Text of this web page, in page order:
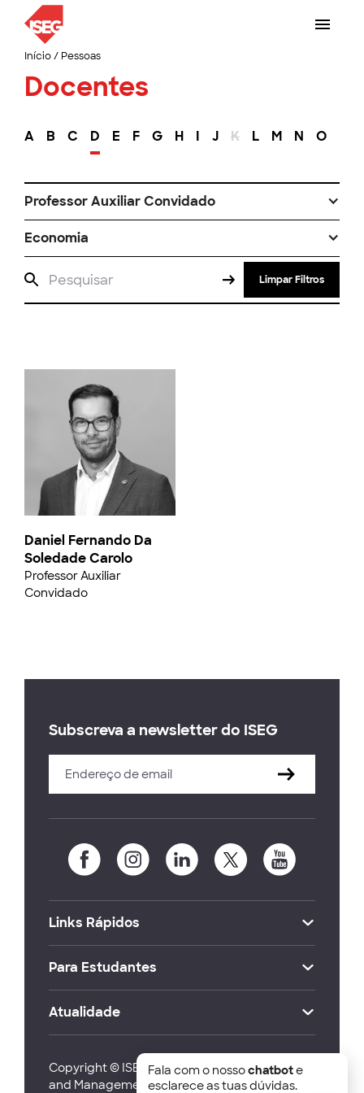
Início/ Pessoas
Docentes
A B C D E F G H I J K L M N O
Professor Auxiliar Convidado
Economia
Limpar Filtros
Daniel Fernando Da
Soledade Carolo
Professor Auxiliar
Convidado
Subscreva a newsletter do ISEG
Links Rápidos
Para Estudantes
Atualidade
Copyright © ISEG Lisbon School of Economics
and Management 2026
Fala com o nossochatbote
esclarece as tuas dúvidas.